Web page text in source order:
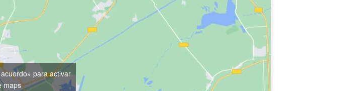
para activar
mapsorganiza esta jornada.